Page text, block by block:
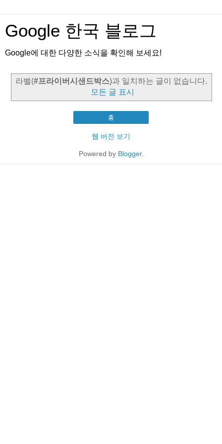
Google 한국 블로그
Google에 대한 다양한 소식을 확인해 보세요!
라벨(#프라이버시샌드박스)과 일치하는 글이 없습니다.
모든 글 표시
홈
웹 버전 보기
Powered by Blogger.